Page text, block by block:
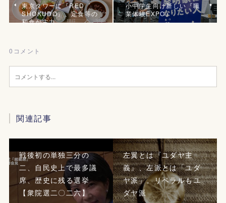
東京タワーに『RED゜
SHOKUDO』、定食等の
和食が主力
小中学生向け新しい『職
業体験EXPO』
0 コメント
関連記事
戦後初の単独三分の
二、自民史上で最多議
席、歴史に残る選挙
【衆院選二〇二六】
左翼とは『ユダヤ主
義』、左派とは「ユダ
ヤ派」。リベラルもユ
ダヤ派